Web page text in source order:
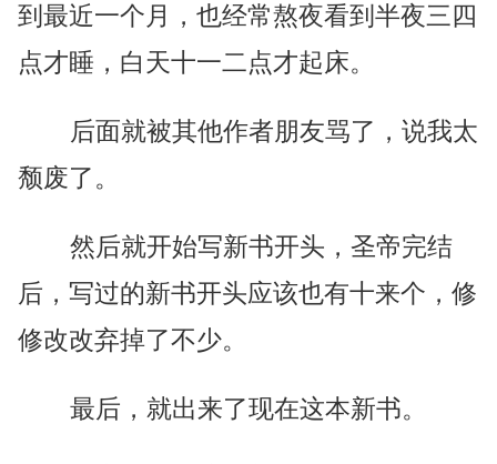
到最近一个月，也经常熬夜看到半夜三四
点才睡，白天十一二点才起床。
后面就被其他作者朋友骂了，说我太
颓废了。
然后就开始写新书开头，圣帝完结
后，写过的新书开头应该也有十来个，修
修改改弃掉了不少。
最后，就出来了现在这本新书。